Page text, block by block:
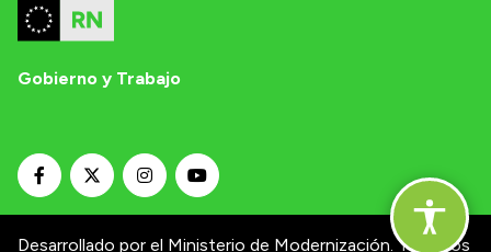
Gobierno y Trabajo
Desarrollado por el Ministerio de Modernización. Términos